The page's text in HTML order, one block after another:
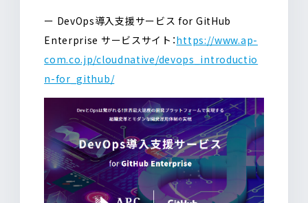
ー DevOps導入支援サービス for GitHub
Enterprise サービスサイト：https://www.ap-
com.co.jp/cloudnative/devops_introductio
n-for_github/